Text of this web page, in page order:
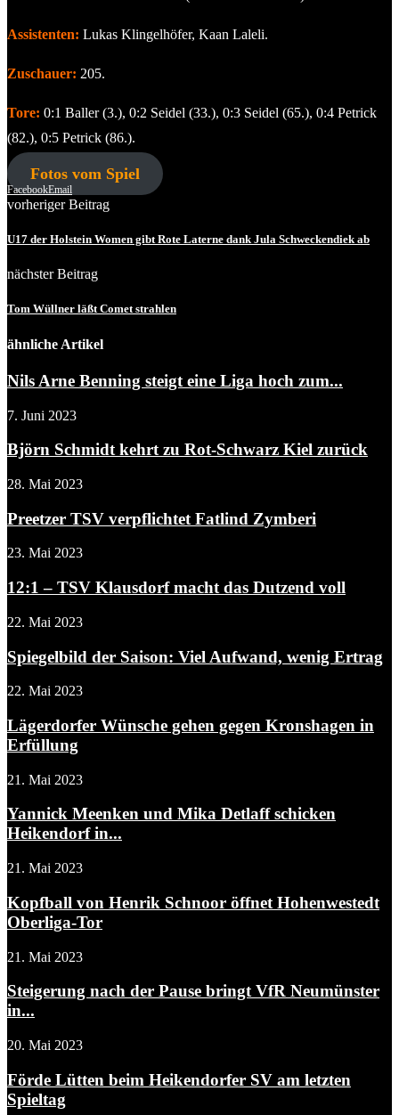
Assistenten: Lukas Klingelhöfer, Kaan Laleli.
Zuschauer: 205.
Tore: 0:1 Baller (3.), 0:2 Seidel (33.), 0:3 Seidel (65.), 0:4 Petrick
(82.), 0:5 Petrick (86.).
Fotos vom Spiel
FacebookEmail
vorheriger Beitrag
U17 der Holstein Women gibt Rote Laterne dank Jula Schweckendiek ab
nächster Beitrag
Tom Wüllner läßt Comet strahlen
ähnliche Artikel
Nils Arne Benning steigt eine Liga hoch zum...
7. Juni 2023
Björn Schmidt kehrt zu Rot-Schwarz Kiel zurück
28. Mai 2023
Preetzer TSV verpflichtet Fatlind Zymberi
23. Mai 2023
12:1 – TSV Klausdorf macht das Dutzend voll
22. Mai 2023
Spiegelbild der Saison: Viel Aufwand, wenig Ertrag
22. Mai 2023
Lägerdorfer Wünsche gehen gegen Kronshagen in
Erfüllung
21. Mai 2023
Yannick Meenken und Mika Detlaff schicken
Heikendorf in...
21. Mai 2023
Kopfball von Henrik Schnoor öffnet Hohenwestedt
Oberliga-Tor
21. Mai 2023
Steigerung nach der Pause bringt VfR Neumünster
in...
20. Mai 2023
Förde Lütten beim Heikendorfer SV am letzten
Spieltag